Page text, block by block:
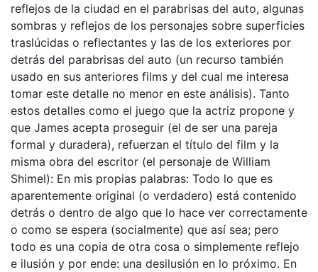
reflejos de la ciudad en el parabrisas del auto, algunas
sombras y reflejos de los personajes sobre superficies
traslúcidas o reflectantes y las de los exteriores por
detrás del parabrisas del auto (un recurso también
usado en sus anteriores films y del cual me interesa
tomar este detalle no menor en este análisis). Tanto
estos detalles como el juego que la actriz propone y
que James acepta proseguir (el de ser una pareja
formal y duradera), refuerzan el título del film y la
misma obra del escritor (el personaje de William
Shimel): En mis propias palabras: Todo lo que es
aparentemente original (o verdadero) está contenido
detrás o dentro de algo que lo hace ver correctamente
o como se espera (socialmente) que así sea; pero
todo es una copia de otra cosa o simplemente reflejo
e ilusión y por ende: una desilusión en lo próximo. En